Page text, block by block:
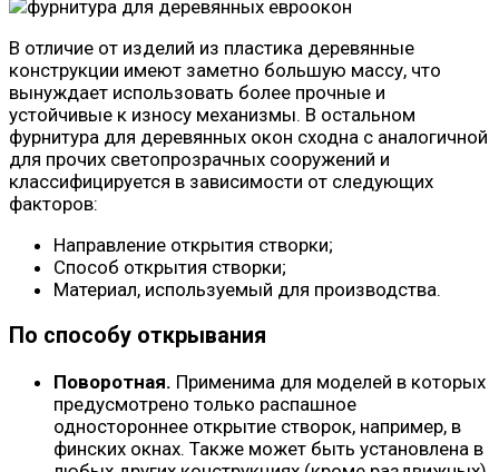
В отличие от изделий из пластика деревянные
конструкции имеют заметно большую массу, что
вынуждает использовать более прочные и
устойчивые к износу механизмы. В остальном
фурнитура для деревянных окон сходна с аналогичной
для прочих светопрозрачных сооружений и
классифицируется в зависимости от следующих
факторов:
Направление открытия створки;
Способ открытия створки;
Материал, используемый для производства.
По способу открывания
Поворотная. Применима для моделей в которых
предусмотрено только распашное
одностороннее открытие створок, например, в
финских окнах. Также может быть установлена в